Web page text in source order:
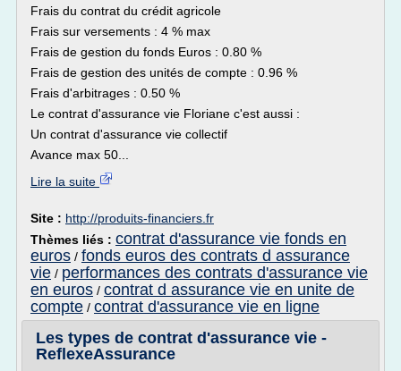
Frais du contrat du crédit agricole
Frais sur versements : 4 % max
Frais de gestion du fonds Euros : 0.80 %
Frais de gestion des unités de compte : 0.96 %
Frais d'arbitrages : 0.50 %
Le contrat d'assurance vie Floriane c'est aussi :
Un contrat d'assurance vie collectif
Avance max 50...
Lire la suite
Site : http://produits-financiers.fr
Thèmes liés : contrat d'assurance vie fonds en
euros / fonds euros des contrats d assurance
vie / performances des contrats d'assurance vie
en euros / contrat d assurance vie en unite de
compte / contrat d'assurance vie en ligne
Les types de contrat d'assurance vie -
ReflexeAssurance